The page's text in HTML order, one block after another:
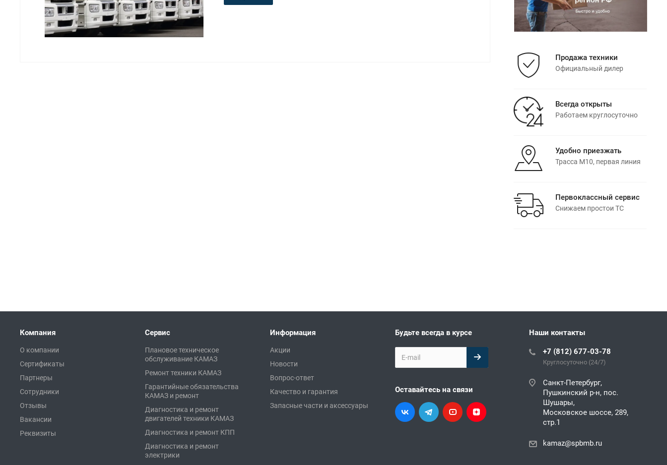
Продажа техники
Официальный дилер
Всегда открыты
Работаем круглосуточно
Удобно приезжать
Трасса М10, первая линия
Первоклассный сервис
Снижаем простои ТС
Компания
О компании
Сертификаты
Партнеры
Сотрудники
Отзывы
Вакансии
Реквизиты
Сервис
Плановое техническое
обслуживание КАМАЗ
Ремонт техники КАМАЗ
Гарантийные обязательства
КАМАЗ и ремонт
Диагностика и ремонт
двигателей техники КАМАЗ
Диагностика и ремонт КПП
Диагностика и ремонт
электрики
Информация
Акции
Новости
Вопрос-ответ
Качество и гарантия
Запасные части и аксессуары
Будьте всегда в курсе
Оставайтесь на связи
Наши контакты
+7 (812) 677-03-78
Круглосуточно (24/7)
Санкт-Петербург,
Пушкинский р-н, пос.
Шушары,
Московское шоссе, 289,
стр.1
kamaz@spbmb.ru